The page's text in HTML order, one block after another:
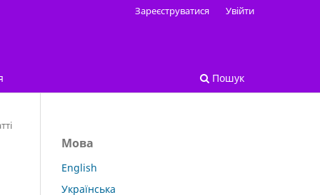
Пошук
Зареєструватися Увійти
Мова
English
Українська